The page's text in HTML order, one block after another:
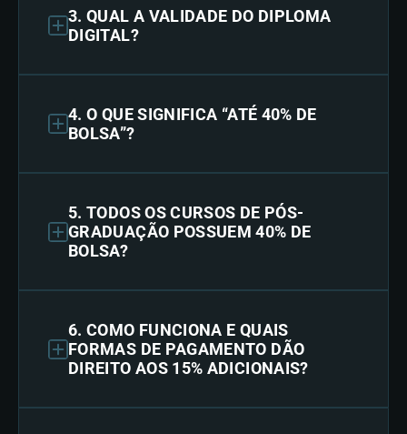
3. QUAL A VALIDADE DO DIPLOMA
DIGITAL?
4. O QUE SIGNIFICA “ATÉ 40% DE
BOLSA”?
5. TODOS OS CURSOS DE PÓS-
GRADUAÇÃO POSSUEM 40% DE
BOLSA?
6. COMO FUNCIONA E QUAIS
FORMAS DE PAGAMENTO DÃO
DIREITO AOS 15% ADICIONAIS?